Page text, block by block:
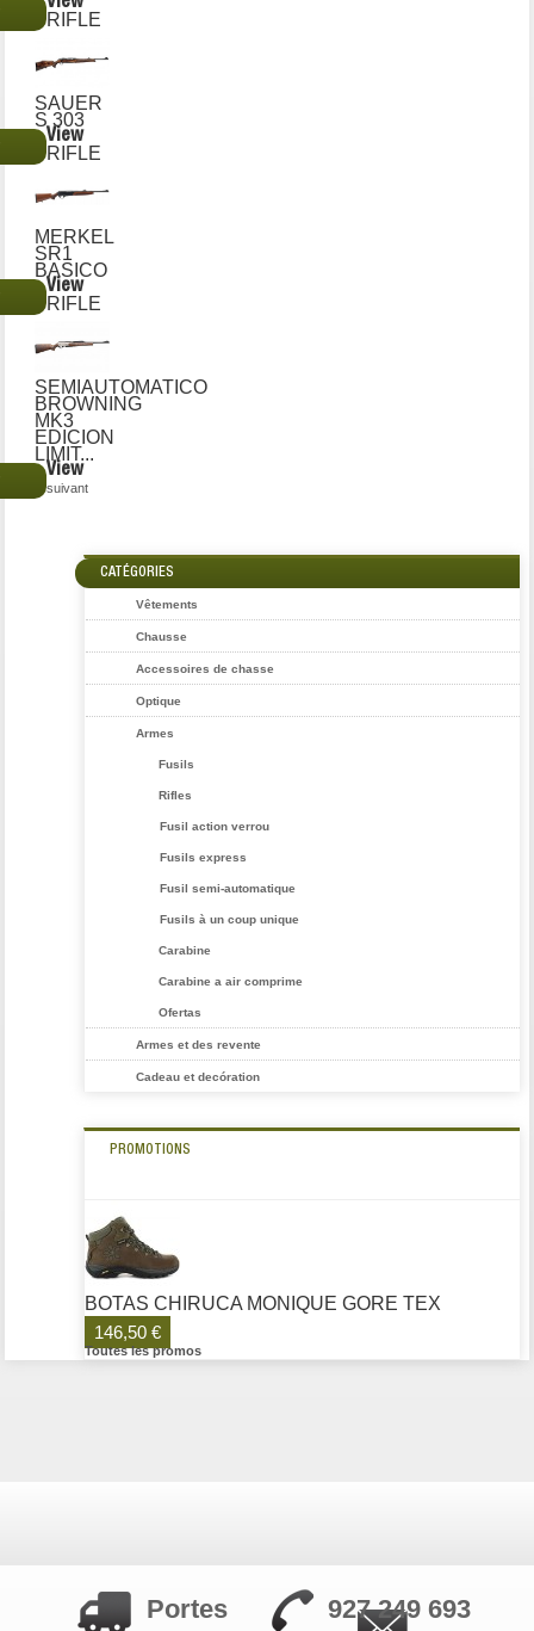
RIFLE
SAUER
S 303
View
RIFLE
MERKEL
SR1
BASICO
View
RIFLE
SEMIAUTOMATICO
BROWNING
MK3
EDICION
LIMIT...
View
suivant
CATÉGORIES
Vêtements
Chausse
Accessoires de chasse
Optique
Armes
Fusils
Rifles
Fusil action verrou
Fusils express
Fusil semi-automatique
Fusils à un coup unique
Carabine
Carabine a air comprime
Ofertas
Armes et des revente
Cadeau et decóration
PROMOTIONS
BOTAS CHIRUCA MONIQUE GORE TEX
146,50 €
Toutes les promos
Portes 927 249 693